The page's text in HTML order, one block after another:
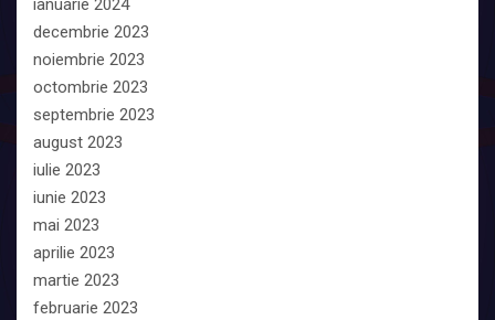
ianuarie 2024
decembrie 2023
noiembrie 2023
octombrie 2023
septembrie 2023
august 2023
iulie 2023
iunie 2023
mai 2023
aprilie 2023
martie 2023
februarie 2023